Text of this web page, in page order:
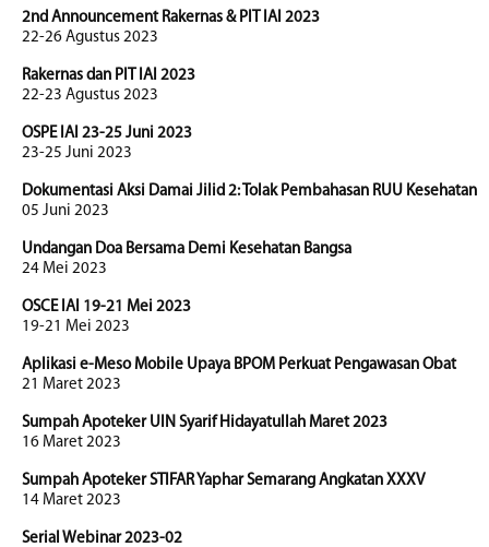
2nd Announcement Rakernas & PIT IAI 2023
22-26 Agustus 2023
Rakernas dan PIT IAI 2023
22-23 Agustus 2023
OSPE IAI 23-25 Juni 2023
23-25 Juni 2023
Dokumentasi Aksi Damai Jilid 2: Tolak Pembahasan RUU Kesehatan
05 Juni 2023
Undangan Doa Bersama Demi Kesehatan Bangsa
24 Mei 2023
OSCE IAI 19-21 Mei 2023
19-21 Mei 2023
Aplikasi e-Meso Mobile Upaya BPOM Perkuat Pengawasan Obat
21 Maret 2023
Sumpah Apoteker UIN Syarif Hidayatullah Maret 2023
16 Maret 2023
Sumpah Apoteker STIFAR Yaphar Semarang Angkatan XXXV
14 Maret 2023
Serial Webinar 2023-02